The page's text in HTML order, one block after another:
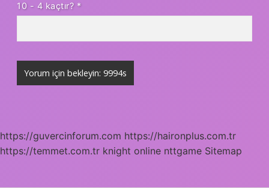
10 - 4 kaçtır? *
https://guvercinforum.com https://haironplus.com.tr
https://temmet.com.tr knight online nttgame Sitemap